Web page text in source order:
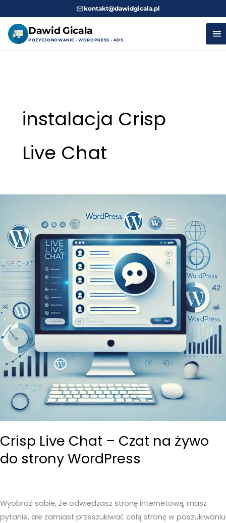
kontakt@dawidgicala.pl
Dawid Gicala
POZYCJONOWANIE · WORDPRESS · ADS
instalacja Crisp
Live Chat
Crisp Live Chat – Czat na żywo
do strony WordPress
Wyobraź sobie, że odwiedzasz stronę internetową, masz
pytanie, ale zamiast przeszukiwać całą stronę w poszukiwaniu